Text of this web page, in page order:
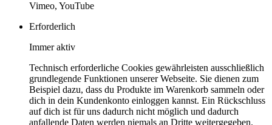
Vimeo, YouTube
Erforderlich
Immer aktiv
Technisch erforderliche Cookies gewährleisten ausschließlich
grundlegende Funktionen unserer Webseite. Sie dienen zum
Beispiel dazu, dass du Produkte im Warenkorb sammeln oder
dich in dein Kundenkonto einloggen kannst. Ein Rückschluss
auf dich ist für uns dadurch nicht möglich und dadurch
anfallende Daten werden niemals an Dritte weitergegeben.